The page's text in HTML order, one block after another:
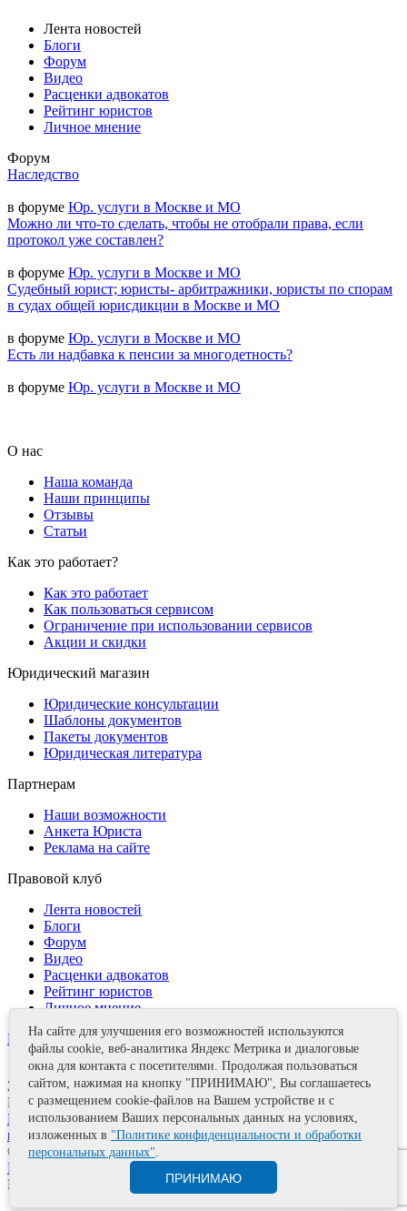
Лента новостей
Блоги
Форум
Видео
Расценки адвокатов
Рейтинг юристов
Личное мнение
Форум
Наследство
в форуме Юр. услуги в Москве и МО
Можно ли что-то сделать, чтобы не отобрали права, если
протокол уже составлен?
в форуме Юр. услуги в Москве и МО
Судебный юрист; юристы- арбитражники, юристы по спорам
в судах общей юрисдикции в Москве и МО
в форуме Юр. услуги в Москве и МО
Есть ли надбавка к пенсии за многодетность?
в форуме Юр. услуги в Москве и МО
О нас
Наша команда
Наши принципы
Отзывы
Статьи
Как это работает?
Как это работает
Как пользоваться сервисом
Ограничение при использовании сервисов
Акции и скидки
Юридический магазин
Юридические консультации
Шаблоны документов
Пакеты документов
Юридическая литература
Партнерам
Наши возможности
Анкета Юриста
Реклама на сайте
Правовой клуб
Лента новостей
Блоги
Форум
Видео
Расценки адвокатов
Рейтинг юристов
Личное мнение
Контакты
Задать вопрос
Поделиться
Политика информационной безопасности Правила
использования материалов
© 2011—2026 А.Е. Мишушин
Карта сайта
Разработка сайта
На сайте для улучшения его возможностей используются
файлы cookie, веб-аналитика Яндекс Метрика и диалоговые
окна для контакта с посетителями. Продолжая пользоваться
сайтом, нажимая на кнопку "ПРИНИМАЮ", Вы соглашаетесь
с размещением cookie-файлов на Вашем устройстве и с
использованием Ваших персональных данных на условиях,
изложенных в "Политике конфиденциальности и обработки
персональных данных".
ПРИНИМАЮ